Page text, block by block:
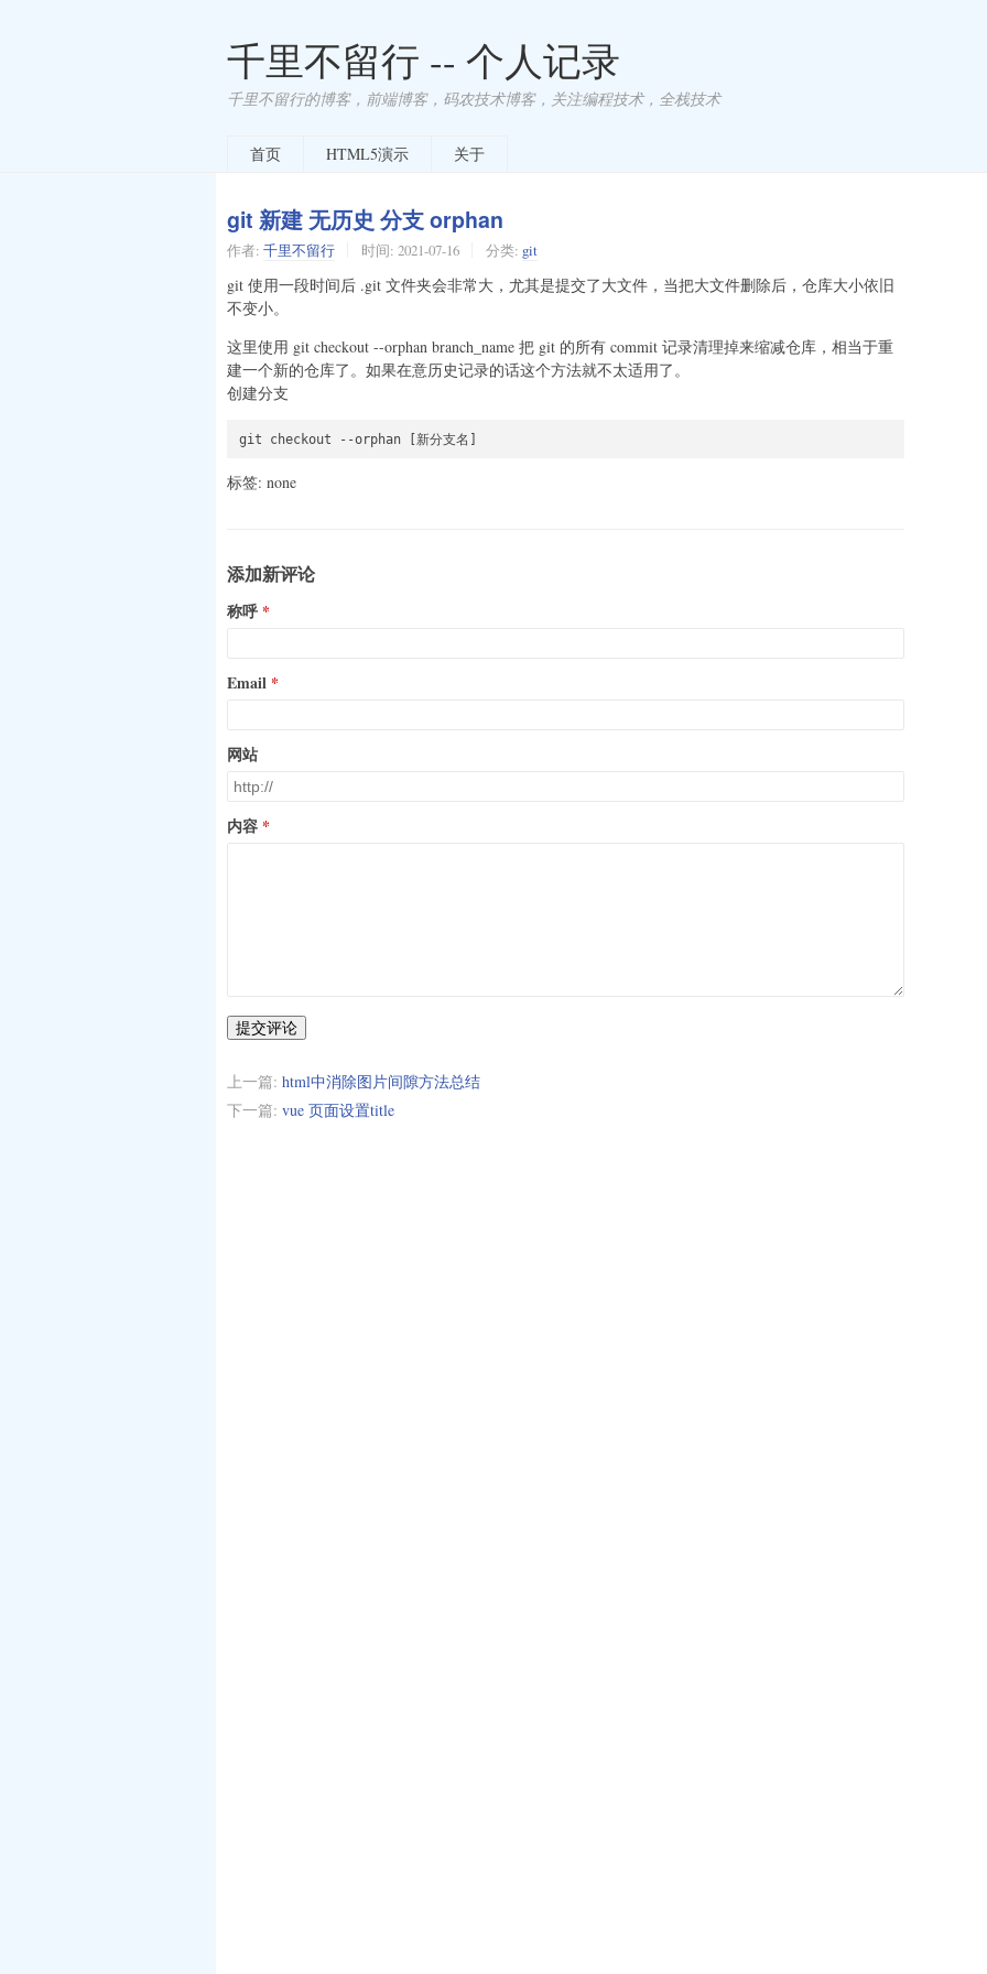
千里不留行 -- 个人记录
千里不留行的博客，前端博客，码农技术博客，关注编程技术，全栈技术
首页 HTML5演示 关于
git 新建 无历史 分支 orphan
作者: 千里不留行 时间: 2021-07-16 分类: git
git 使用一段时间后 .git 文件夹会非常大，尤其是提交了大文件，当把大文件删除后，仓库大小依旧
不变小。
这里使用 git checkout --orphan branch_name 把 git 的所有 commit 记录清理掉来缩减仓库，相当于重
建一个新的仓库了。如果在意历史记录的话这个方法就不太适用了。
创建分支
标签: none
添加新评论
称呼
Email
网站
内容
提交评论
上一篇: html中消除图片间隙方法总结
下一篇: vue 页面设置title